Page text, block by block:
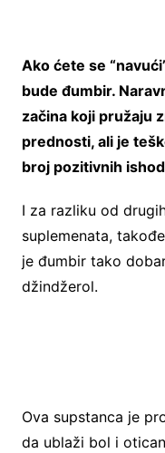
Ako ćete se
bude đumbir.
začina koji pružaju
prednosti, ali je
broj pozitivnih
I za razliku od
suplemenata,
je đumbir tako
džindžerol.
Ova supstanca je
da ublaži bol i